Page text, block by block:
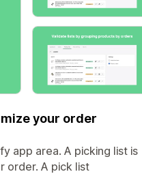
your order
app area. A picking list is
order. A pick list